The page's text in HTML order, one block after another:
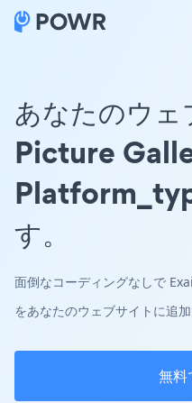
あなたのウ
Picture
す。
面倒なコーディングなしで
をあなたのウェブサイトに追加
無料